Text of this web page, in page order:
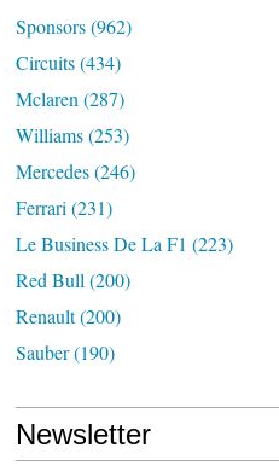
Sponsors(962)
Circuits(434)
Mclaren (287)
Williams(253)
Mercedes(246)
Ferrari (231)
Le Business De La F1 (223)
Red Bull (200)
Renault(200)
Sauber(190)
Newsletter